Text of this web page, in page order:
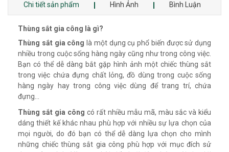
Chi tiết sản phẩm Hình Ảnh Bình Luận
Thùng sắt gia công là gì?
Thùng sắt gia công là một dụng cụ phổ biến được sử dụng
nhiều trong cuộc sống hàng ngày cũng như trong công việc.
Bạn có thể dễ dàng bắt gặp hình ảnh một chiếc thùng sắt
trong việc chứa đựng chất lỏng, đồ dùng trong cuộc sống
hàng ngày hay trong công việc dùng để trang trí, chứa
đựng…
Thùng sắt gia công có rất nhiều mẫu mã, màu sắc và kiểu
dáng thiết kế khác nhau phù hợp với nhiều sự lựa chọn của
mọi người, do đó bạn có thể dễ dàng lựa chọn cho mình
những chiếc thùng sắt gia công phù hợp với mục đích sử